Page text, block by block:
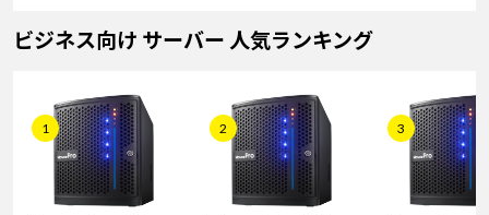
ビジネス向け サーバー 人気ランキング
1 2 3